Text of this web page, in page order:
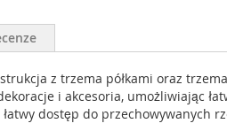
z trzema półkami oraz
i akcesoria, umożliwiając
dostęp do przechowywanych